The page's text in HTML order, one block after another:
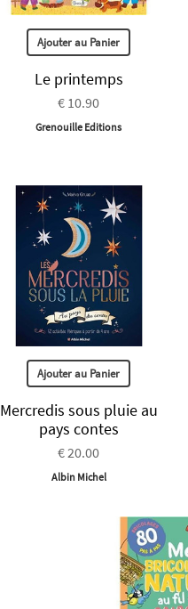
Ajouter au Panier
Le printemps
€ 10.90
Grenouille Editions
Ajouter au Panier
Mercredis sous pluie au
pays contes
€ 20.00
Albin Michel